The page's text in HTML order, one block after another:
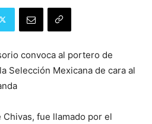
convoca al portero de
Selección Mexicana de cara al
fue llamado por el